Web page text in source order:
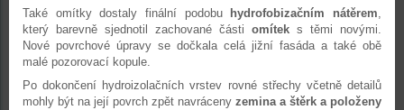
Také omítky dostaly finální podobu
hydrofobizačním nátěrem,
který barevně sjednotil zachované části omítek s těmi novými.
Nové povrchové úpravy se dočkala celá jižní fasáda a také obě
malé pozorovací kopule.
Po dokončení hydroizolačních vrstev rovné střechy včetně detailů
mohly být na její povrch zpět navráceny zemina a štěrk a položeny